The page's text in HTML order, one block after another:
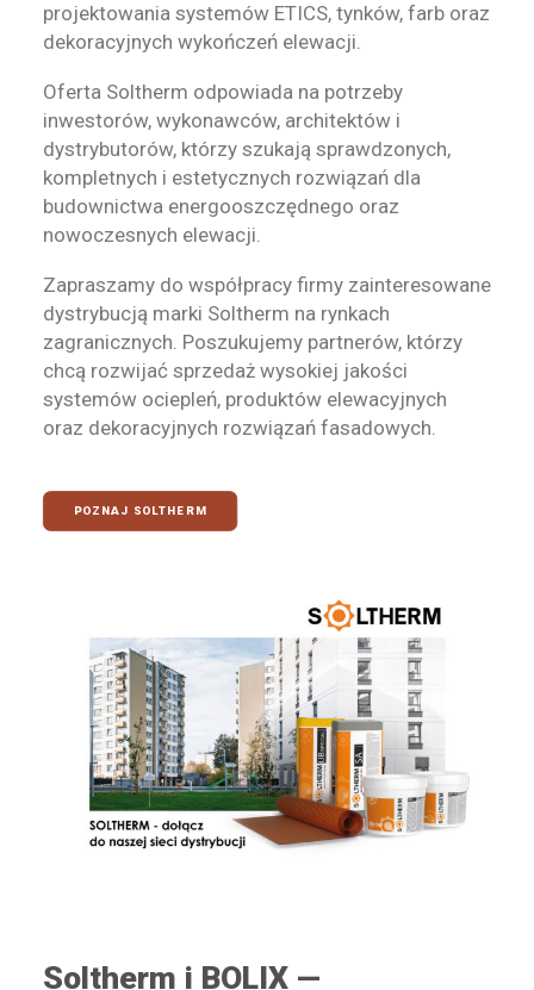
WYSZUKIWANIE
STREFA PRACOWNIKA
RECEPTURY ON-LINE
projektowania systemów ETICS, tynków, farb oraz
dekoracyjnych wykończeń elewacji.
Oferta Soltherm odpowiada na potrzeby
inwestorów, wykonawców, architektów i
dystrybutorów, którzy szukają sprawdzonych,
kompletnych i estetycznych rozwiązań dla
budownictwa energooszczędnego oraz
nowoczesnych elewacji.
Zapraszamy do współpracy firmy zainteresowane
dystrybucją marki Soltherm na rynkach
zagranicznych. Poszukujemy partnerów, którzy
chcą rozwijać sprzedaż wysokiej jakości
systemów ociepleń, produktów elewacyjnych
oraz dekoracyjnych rozwiązań fasadowych.
POZNAJ SOLTHERM
Soltherm i BOLIX —